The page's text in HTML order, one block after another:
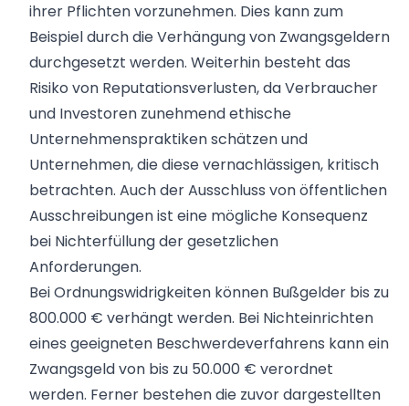
ihrer Pflichten vorzunehmen. Dies kann zum
Beispiel durch die Verhängung von Zwangsgeldern
durchgesetzt werden. Weiterhin besteht das
Risiko von Reputationsverlusten, da Verbraucher
und Investoren zunehmend ethische
Unternehmenspraktiken schätzen und
Unternehmen, die diese vernachlässigen, kritisch
betrachten. Auch der Ausschluss von öffentlichen
Ausschreibungen ist eine mögliche Konsequenz
bei Nichterfüllung der gesetzlichen
Anforderungen.
Bei Ordnungswidrigkeiten können Bußgelder bis zu
800.000 € verhängt werden. Bei Nichteinrichten
eines geeigneten Beschwerdeverfahrens kann ein
Zwangsgeld von bis zu 50.000 € verordnet
werden. Ferner bestehen die zuvor dargestellten